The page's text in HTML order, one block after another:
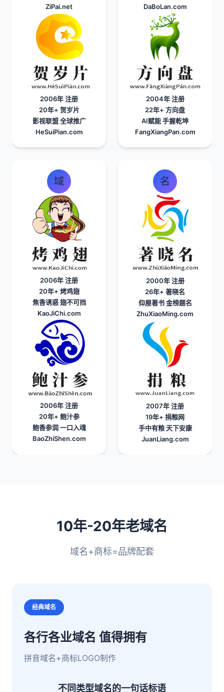
ZiPai.net
2006年 注册
20年+ 贺岁片
影视联盟 全球推广
HeSuiPian.com
DaBoLan.com
2004年 注册
22年+ 方向盘
AI赋能 手握乾坤
FangXiangPan.com
域
2006年 注册
20年+ 烤鸡翅
焦香诱惑 翅不可挡
KaoJiChi.com
2006年 注册
20年+ 鲍汁参
鲍香参润 一口入魂
BaoZhiShen.com
名
2000年 注册
26年+ 著晓名
仰屋著书 金榜题名
ZhuXiaoMing.com
2007年 注册
19年+ 捐粮网
手中有粮 天下安康
JuanLiang.com
10年-20年老域名
域名+商标=品牌配套
经典域名
各行各业域名 值得拥有
拼音域名+商标LOGO制作
不同类型域名的一句话标语